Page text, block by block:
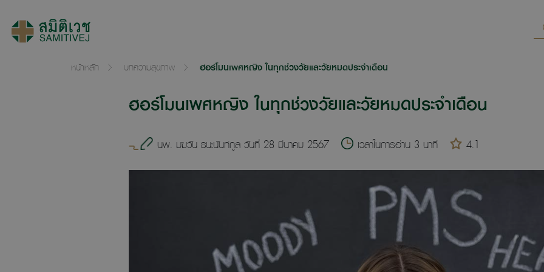
หน้าหลัก บทความสุขภาพ ฮอร์โมนเพศหญิง ในทุกช่วงวัยและวัยหมดประจำเดือน
ฮอร์โมนเพศหญิง ในทุกช่วงวัยและวัยหมดประจำเดือน
นพ. มฆวัน ธนะนันท์กูล วันที่ 28 มีนาคม 2567 เวลาในการอ่าน 3 นาที 4.1